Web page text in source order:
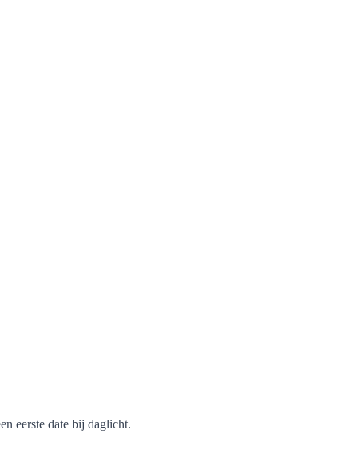
eerste date bij daglicht.